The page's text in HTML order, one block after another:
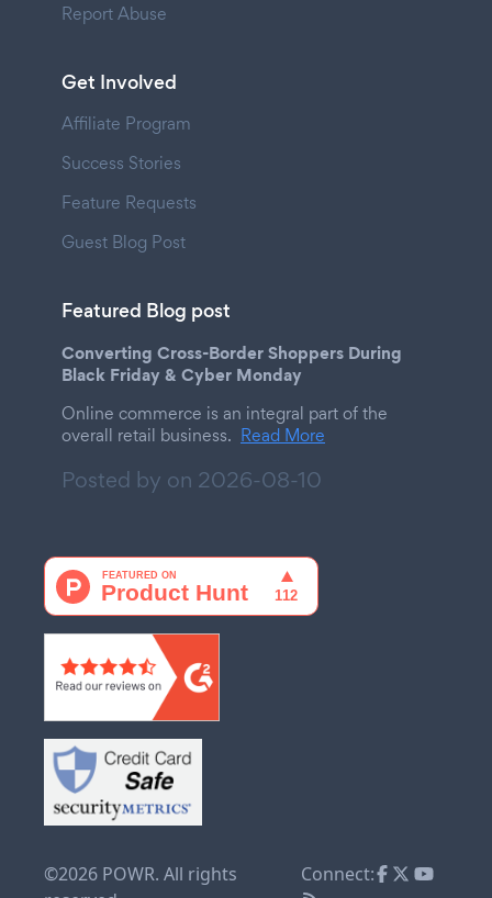
Report Abuse
Get Involved
Affiliate Program
Success Stories
Feature Requests
Guest Blog Post
Featured Blog post
Converting Cross-Border Shoppers During
Black Friday & Cyber Monday
Online commerce is an integral part of the
overall retail business. Read More
Posted by on 2026-08-10
©2026 POWR. All rights
Connect: